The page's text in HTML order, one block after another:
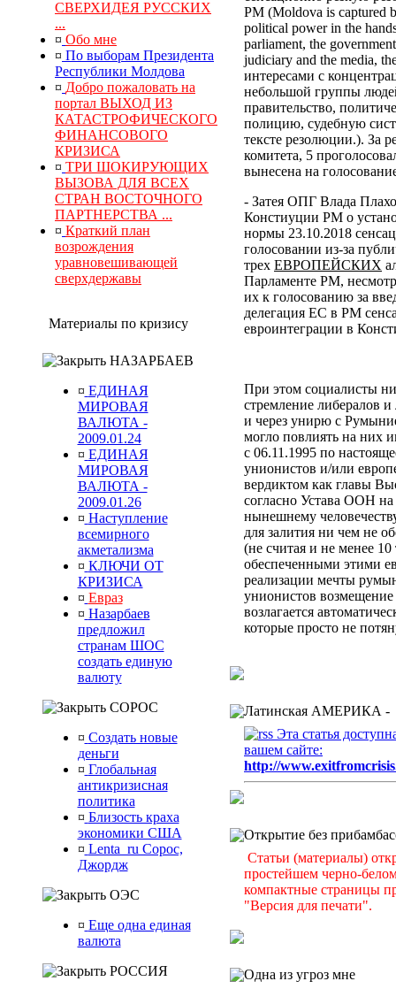
СВЕРХИДЕЯ РУССКИХ
...
¤ Обо мне
¤ По выборам Президента
Республики Молдова
¤ Добро пожаловать на
портал ВЫХОД ИЗ
КАТАСТРОФИЧЕСКОГО
ФИНАНСОВОГО
КРИЗИСА
¤ ТРИ ШОКИРУЮЩИХ
ВЫЗОВА ДЛЯ ВСЕХ
СТРАН ВОСТОЧНОГО
ПАРТНЕРСТВА ...
¤ Краткий план
возрождения
уравновешивающей
сверхдержавы
Материалы по кризису
НАЗАРБАЕВ
¤ ЕДИНАЯ
МИРОВАЯ
ВАЛЮТА -
2009.01.24
¤ ЕДИНАЯ
МИРОВАЯ
ВАЛЮТА -
2009.01.26
¤ Наступление
всемирного
акметализма
¤ КЛЮЧИ ОТ
КРИЗИСА
¤ Евраз
¤ Назарбаев
предложил
странам ШОС
создать единую
валюту
СОРОС
¤ Создать новые
деньги
¤ Глобальная
антикризисная
политика
¤ Близость краха
экономики США
¤ Lenta_ru Сорос,
Джордж
ОЭС
¤ Еще одна единая
валюта
РОССИЯ
РМ (Moldova is captured
political power in the
parliament, the
judiciary and the media,
интересами с
небольшой группы
правительство,
полицию, судебную
тексте резолюции.). За
комитета, 5
вынесена на
- Затея ОПГ Влада
Констиуции РМ о
нормы 23.10.2018
голосовании из-за
трех ЕВРОПЕЙСКИХ
Парламенте РМ,
их к голосованию за
делегация ЕС в РМ
евроинтеграции в
При этом социалисты
стремление либералов
и через унирю с
могло повлиять на них
с 06.11.1995 по
унионистов и/или
вердиктом как главы
согласно Устава ООН
нынешнему
для залития ни чем не
(не считая и не менее
обеспеченными этими
реализации мечты
унионистов возмещение
возлагается
которые просто не
Латинская АМЕРИКА -
Эта статья
вашем сайте:
http://
Открытие без
Статьи (материалы)
простейшем черно-
компактные страницы
"Версия для печати".
Одна из угроз мне